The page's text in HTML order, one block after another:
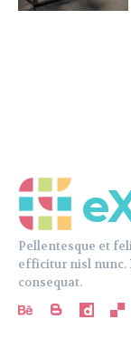
Pellentesque et
efficitur nisl nunc.
consequat.